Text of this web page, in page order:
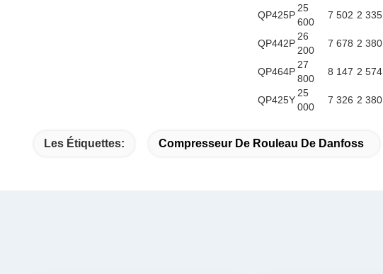
QP425P
25
600
7 502 2 335
QP442P
26
200
7 678 2 380
QP464P
27
800
8 147 2 574
QP425Y
25
000
7 326 2 380
Les Étiquettes: Compresseur De Rouleau De Danfoss